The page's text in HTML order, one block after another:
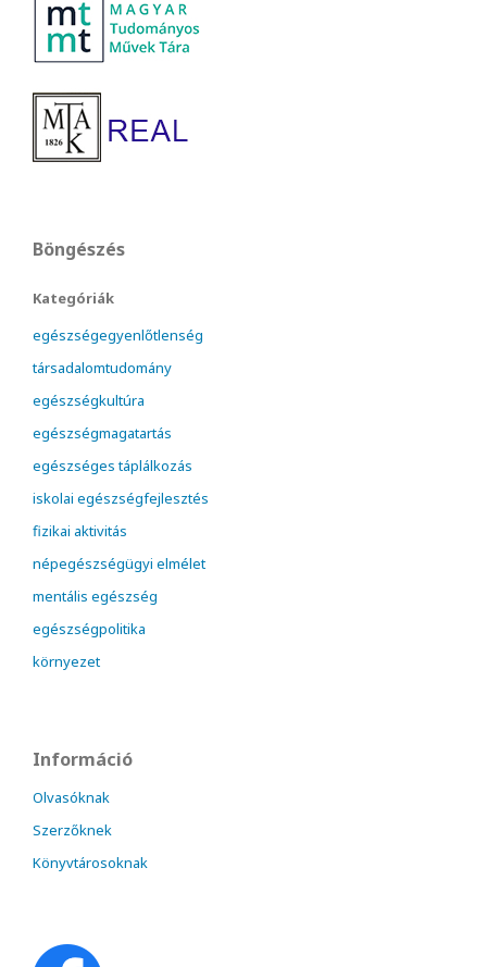
Böngészés
Kategóriák
egészségegyenlőtlenség
társadalomtudomány
egészségkultúra
egészségmagatartás
egészséges táplálkozás
iskolai egészségfejlesztés
fizikai aktivitás
népegészségügyi elmélet
mentális egészség
egészségpolitika
környezet
Információ
Olvasóknak
Szerzőknek
Könyvtárosoknak